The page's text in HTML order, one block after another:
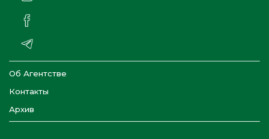
Об Агентстве
Контакты
Архив